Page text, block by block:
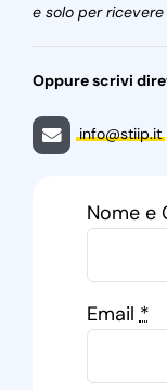
e solo per
Oppure scrivi
info@stiip.it
Nome e
Email*